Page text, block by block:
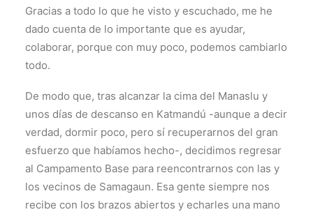
Gracias a todo lo que he visto y escuchado, me he
dado cuenta de lo importante que es ayudar,
colaborar, porque con muy poco, podemos cambiarlo
todo.
De modo que, tras alcanzar la cima del Manaslu y
unos días de descanso en Katmandú -aunque a decir
verdad, dormir poco, pero sí recuperarnos del gran
esfuerzo que habíamos hecho-, decidimos regresar
al Campamento Base para reencontrarnos con las y
los vecinos de Samagaun. Esa gente siempre nos
recibe con los brazos abiertos y echarles una mano